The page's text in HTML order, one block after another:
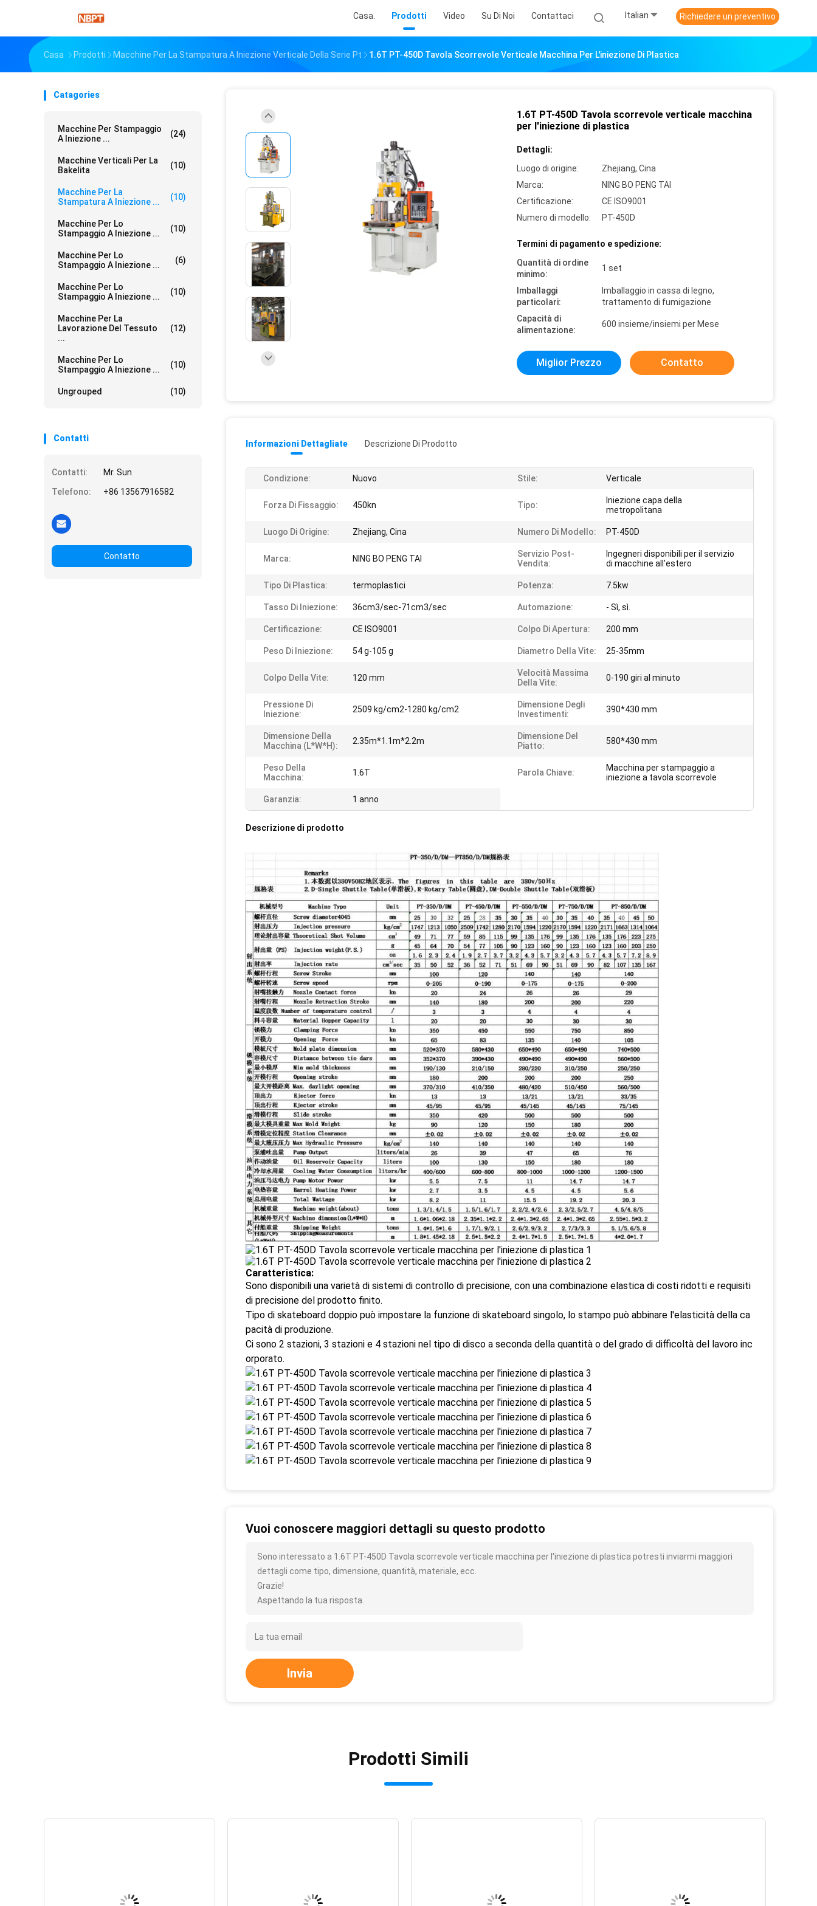
Casa. Prodotti Video Su Di Noi Contattaci Italian Richiedere un preventivo
Casa Prodotti Macchine Per La Stampatura A Iniezione Verticale Della Serie Pt 1.6T PT-450D Tavola Scorrevole Verticale Macchina Per L'iniezione Di Plastica
Catagories
Macchine Per Stampaggio
A Iniezione ...
(24)
Macchine Verticali Per La
Bakelita
(10)
Macchine Per La
Stampatura A Iniezione ...
(10)
Macchine Per Lo
Stampaggio A Iniezione ...
(10)
Macchine Per Lo
Stampaggio A Iniezione ...
(6)
Macchine Per Lo
Stampaggio A Iniezione ...
(10)
Macchine Per La
Lavorazione Del Tessuto
...
(12)
Macchine Per Lo
Stampaggio A Iniezione ...
(10)
Ungrouped (10)
Contatti
Contatti:
Mr. Sun
Telefono:
+86 13567916582
Contatto
1.6T PT-450D Tavola scorrevole verticale macchina
per l'iniezione di plastica
Dettagli:
Luogo di origine:
Zhejiang, Cina
Marca:
NING BO PENG TAI
Certificazione:
CE ISO9001
Numero di modello:
PT-450D
Termini di pagamento e spedizione:
Quantità di ordine
minimo:
1 set
Imballaggi
particolari:
Imballaggio in cassa di legno,
trattamento di fumigazione
Capacità di
alimentazione:
600 insieme/insiemi per Mese
Miglior Prezzo Contatto
Informazioni Dettagliate Descrizione Di Prodotto
Condizione: Nuovo Stile: Verticale
Forza Di Fissaggio: 450kn Tipo:
Iniezione capa della
metropolitana
Luogo Di Origine: Zhejiang, Cina Numero Di Modello: PT-450D
Marca: NING BO PENG TAI
Servizio Post-
Vendita:
Ingegneri disponibili per il servizio
di macchine all'estero
Tipo Di Plastica: termoplastici Potenza: 7.5kw
Tasso Di Iniezione: 36cm3/sec-71cm3/sec Automazione: - Sì, sì.
Certificazione: CE ISO9001 Colpo Di Apertura: 200 mm
Peso Di Iniezione: 54 g-105 g Diametro Della Vite: 25-35mm
Colpo Della Vite: 120 mm
Velocità Massima
Della Vite:
0-190 giri al minuto
Pressione Di
Iniezione:
2509 kg/cm2-1280 kg/cm2
Dimensione Degli
Investimenti:
390*430 mm
Dimensione Della
Macchina (L*W*H):
2.35m*1.1m*2.2m
Dimensione Del
Piatto:
580*430 mm
Peso Della
Macchina:
1.6T Parola Chiave:
Macchina per stampaggio a
iniezione a tavola scorrevole
Garanzia: 1 anno
Descrizione di prodotto
Caratteristica:
Sono disponibili una varietà di sistemi di controllo di precisione, con una combinazione elastica di costi ridotti e requisiti
di precisione del prodotto finito.
Tipo di skateboard doppio può impostare la funzione di skateboard singolo, lo stampo può abbinare l'elasticità della ca
pacità di produzione.
Ci sono 2 stazioni, 3 stazioni e 4 stazioni nel tipo di disco a seconda della quantità o del grado di difficoltà del lavoro inc
orporato.
Vuoi conoscere maggiori dettagli su questo prodotto
Sono interessato a 1.6T PT-450D Tavola scorrevole verticale macchina per l'iniezione di plastica potresti inviarmi maggiori
dettagli come tipo, dimensione, quantità, materiale, ecc.
Grazie!
Aspettando la tua risposta.
Invia
Prodotti Simili